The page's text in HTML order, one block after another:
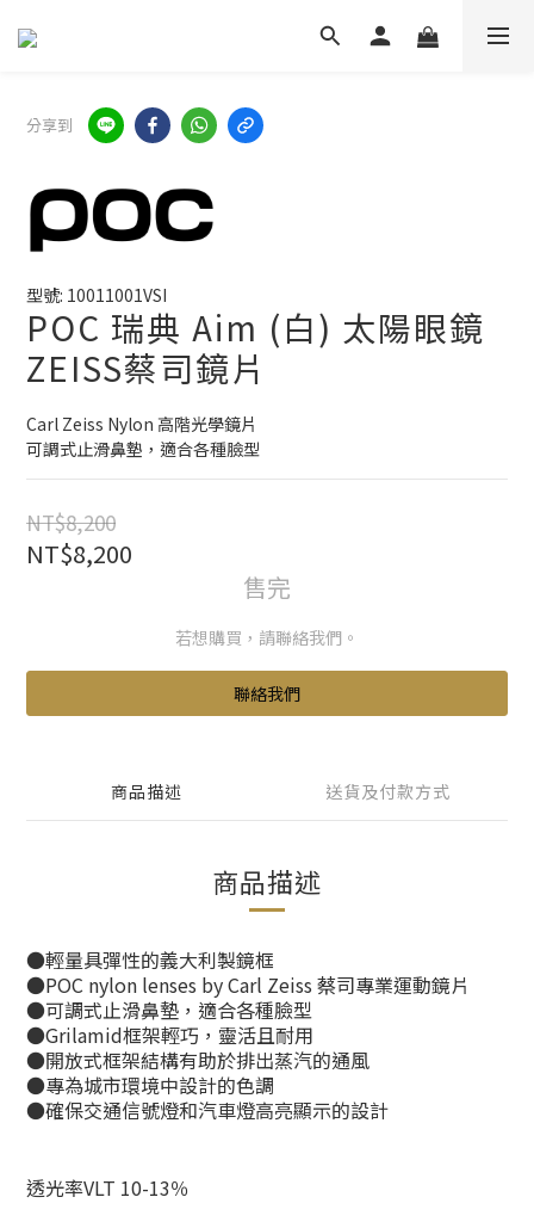
分享到
型號: 10011001VSI
POC 瑞典 Aim (白) 太陽眼鏡
ZEISS蔡司鏡片
Carl Zeiss Nylon 高階光學鏡片
可調式止滑鼻墊，適合各種臉型
NT$8,200
NT$8,200
售完
若想購買，請聯絡我們。
聯絡我們
商品描述 送貨及付款方式
商品描述
●輕量具彈性的義大利製鏡框
●POC nylon lenses by Carl Zeiss 蔡司專業運動鏡片
●可調式止滑鼻墊，適合各種臉型
●Grilamid框架輕巧，靈活且耐用
●開放式框架結構有助於排出蒸汽的通風
●專為城市環境中設計的色調
●確保交通信號燈和汽車燈高亮顯示的設計
透光率VLT 10-13％